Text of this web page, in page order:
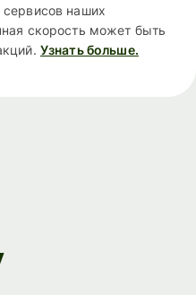
наших
скорость может быть
Узнать больше.